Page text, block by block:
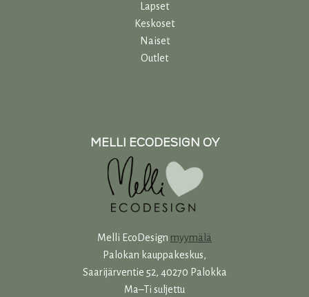
Lapset
Keskoset
Naiset
Outlet
MELLI ECODESIGN OY
Melli EcoDesign myymälä
Palokan kauppakeskus,
Saarijärventie 52, 40270 Palokka
Ma–Ti suljettu